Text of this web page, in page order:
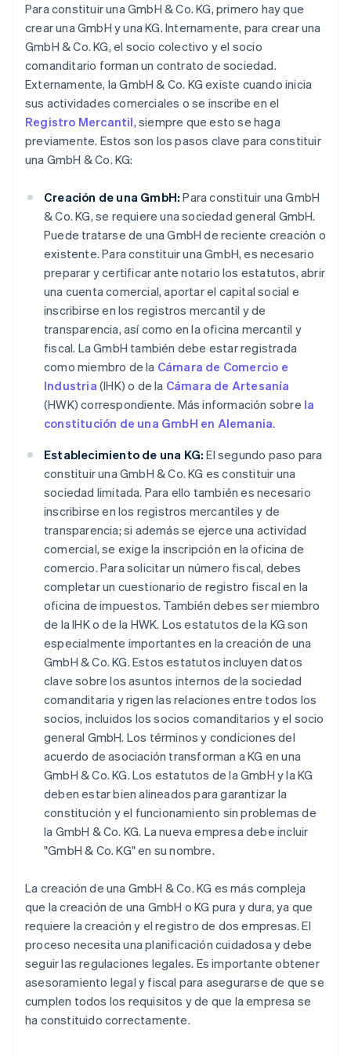
Para constituir una GmbH & Co. KG, primero hay que
crear una GmbH y una KG. Internamente, para crear una
GmbH & Co. KG, el socio colectivo y el socio
comanditario forman un contrato de sociedad.
Externamente, la GmbH & Co. KG existe cuando inicia
sus actividades comerciales o se inscribe en el
Registro Mercantil, siempre que esto se haga
previamente. Estos son los pasos clave para constituir
una GmbH & Co. KG:
Creación de una GmbH: Para constituir una GmbH
& Co. KG, se requiere una sociedad general GmbH.
Puede tratarse de una GmbH de reciente creación o
existente. Para constituir una GmbH, es necesario
preparar y certificar ante notario los estatutos, abrir
una cuenta comercial, aportar el capital social e
inscribirse en los registros mercantil y de
transparencia, así como en la oficina mercantil y
fiscal. La GmbH también debe estar registrada
como miembro de la Cámara de Comercio e
Industria (IHK) o de la Cámara de Artesanía
(HWK) correspondiente. Más información sobre la
constitución de una GmbH en Alemania.
Establecimiento de una KG: El segundo paso para
constituir una GmbH & Co. KG es constituir una
sociedad limitada. Para ello también es necesario
inscribirse en los registros mercantiles y de
transparencia; si además se ejerce una actividad
comercial, se exige la inscripción en la oficina de
comercio. Para solicitar un número fiscal, debes
completar un cuestionario de registro fiscal en la
oficina de impuestos. También debes ser miembro
de la IHK o de la HWK. Los estatutos de la KG son
especialmente importantes en la creación de una
GmbH & Co. KG. Estos estatutos incluyen datos
clave sobre los asuntos internos de la sociedad
comanditaria y rigen las relaciones entre todos los
socios, incluidos los socios comanditarios y el socio
general GmbH. Los términos y condiciones del
acuerdo de asociación transforman a KG en una
GmbH & Co. KG. Los estatutos de la GmbH y la KG
deben estar bien alineados para garantizar la
constitución y el funcionamiento sin problemas de
la GmbH & Co. KG. La nueva empresa debe incluir
"GmbH & Co. KG" en su nombre.
La creación de una GmbH & Co. KG es más compleja
que la creación de una GmbH o KG pura y dura, ya que
requiere la creación y el registro de dos empresas. El
proceso necesita una planificación cuidadosa y debe
seguir las regulaciones legales. Es importante obtener
asesoramiento legal y fiscal para asegurarse de que se
cumplen todos los requisitos y de que la empresa se
ha constituido correctamente.